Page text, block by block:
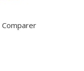
Comparer